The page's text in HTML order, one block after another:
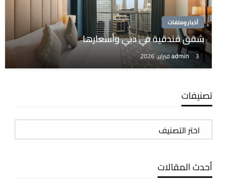
أخبار وملفات
شقق فندقية في دبي وأسعارها
admin 3 فبراير، 2026
تصنيفات
تصنيفات
أحدث المقالات